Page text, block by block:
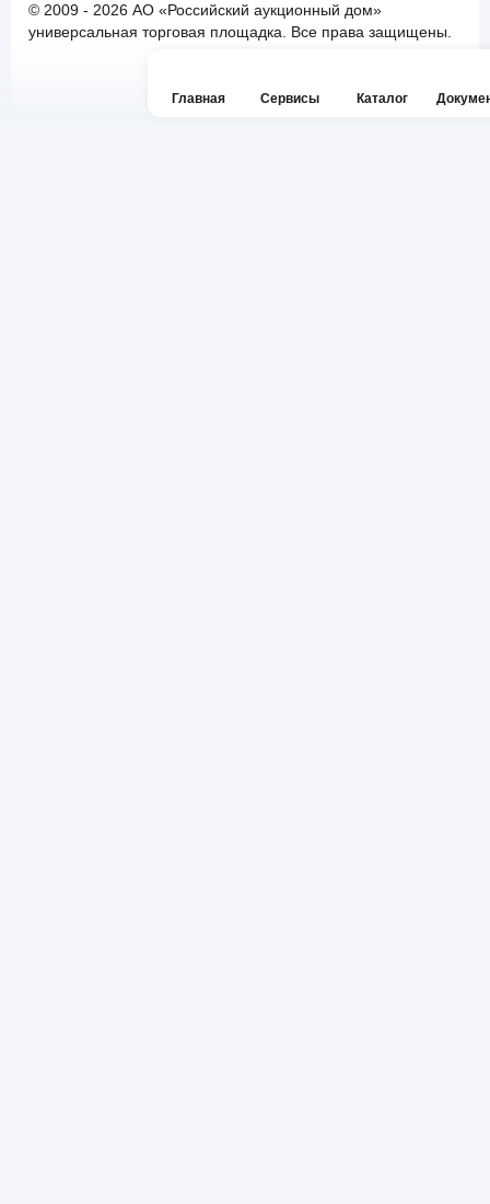
Главная Сервисы Каталог
© 2009 - 2026 АО «Российский аукционный дом»
универсальная торговая площадка. Все права защищены.